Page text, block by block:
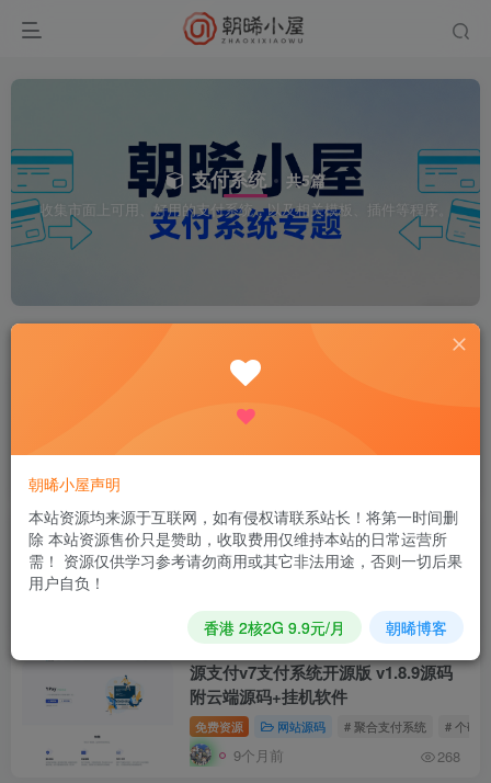
支付系统 共5篇
收集市面上可用、好用的支付系统，以及相关模板、插件等程序。
和缴费易
彩虹易支付官方原版，11月最新易支
付源码
9个月前 278
源支付v7支付系统开源版 v1.8.9源码
附云端源码+挂机软件
免费资源 网站源码 # 聚合支付系统 # 个码
9个月前 268
朝晞小屋声明
本站资源均来源于互联网，如有侵权请联系站长！将第一时间删
除 本站资源售价只是赞助，收取费用仅维持本站的日常运营所
需！ 资源仅供学习参考请勿商用或其它非法用途，否则一切后果
用户自负！
香港 2核2G 9.9元/月 朝晞博客